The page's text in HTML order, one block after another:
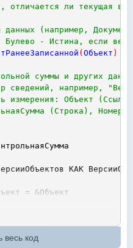
отличается ли текущая
(например,
Булево - Истина, если
( Объект )
суммы и других
сведений, например,
измерения: Объект
(Строка),
КАК
= &Объект
УБЫВ"; //
весь код